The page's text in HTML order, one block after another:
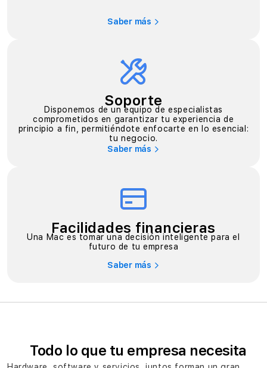
Saber más
Soporte
Disponemos de un equipo de especialistas
comprometidos en garantizar tu experiencia de
principio a fin, permitiéndote enfocarte en lo esencial:
tu negocio.
Saber más
Facilidades financieras
Una Mac es tomar una decisión inteligente para el
futuro de tu empresa
Saber más
Todo lo que tu empresa necesita